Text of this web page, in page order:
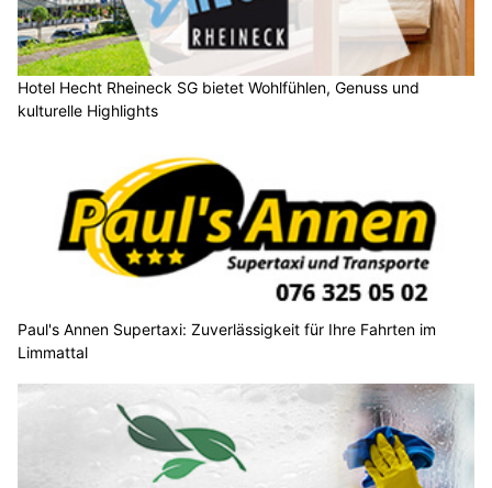
Hotel Hecht Rheineck SG bietet Wohlfühlen, Genuss und
kulturelle Highlights
Paul's Annen Supertaxi: Zuverlässigkeit für Ihre Fahrten im
Limmattal